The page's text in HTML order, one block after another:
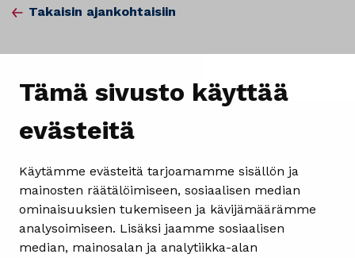
Tämä sivusto käyttää
evästeitä
Käytämme evästeitä tarjoamamme sisällön ja
mainosten räätälöimiseen, sosiaalisen median
ominaisuuksien tukemiseen ja kävijämäärämme
analysoimiseen. Lisäksi jaamme sosiaalisen
median, mainosalan ja analytiikka-alan
Takaisin ajankohtaisiin
Yhteystiedot